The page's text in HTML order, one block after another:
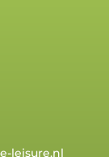
leisure.nl